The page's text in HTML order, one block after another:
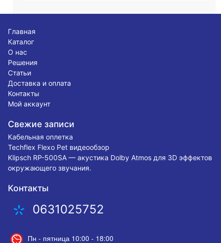
Главная
Каталог
О нас
Решения
Статьи
Доставка и оплата
Контакты
Мой аккаунт
Свежие записи
Кабельная оплетка
Techflex Flexo Pet видеообзор
Klipsch RP-500SA — акустика Dolby Atmos для 3D эффектов
окружающего звучания.
Контакты
0631025752
Пн - пятница 10:00 - 18:00